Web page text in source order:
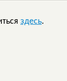
здесь.